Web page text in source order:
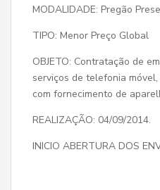
MODALIDADE: Pregão
TIPO: Menor Preço Global
OBJETO: Contratação de
serviços de telefonia
com fornecimento de
REALIZAÇÃO: 04/09/2014.
INICIO ABERTURA DOS